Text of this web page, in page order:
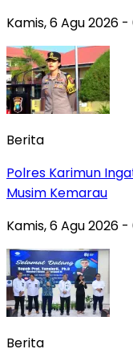
Kamis, 6 Agu 2026 -
Berita
Polres Karimun
Musim Kemarau
Kamis, 6 Agu 2026 -
Berita